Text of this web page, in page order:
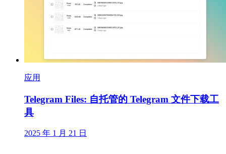
应用
Telegram Files: 自托管的 Telegram 文件下载工
具
2025 年 1 月 21 日